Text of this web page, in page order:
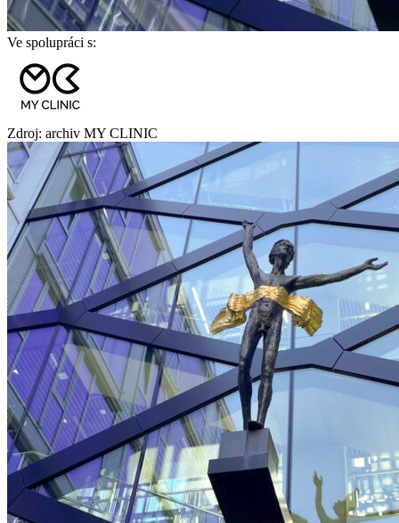
Ve spolupráci s:
Zdroj: archiv MY CLINIC